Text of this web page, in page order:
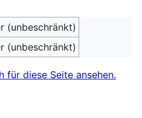
(unbeschränkt)
(unbeschränkt)
für diese Seite ansehen.